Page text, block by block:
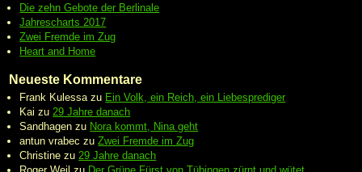
Die zehn Gebote der Berlinale
Jahrescharts 2017
Zwei Fremde im Zug
Heart and Home
Neueste Kommentare
Frank Kulessa zu Ein Volk, ein Reich, ein Liebesprediger
Kai zu 29 Jahre danach
Sandhagen zu Nora kommt, Nina geht
antun vrabec zuZwei Fremde im Zug
Christine zu 29 Jahre danach